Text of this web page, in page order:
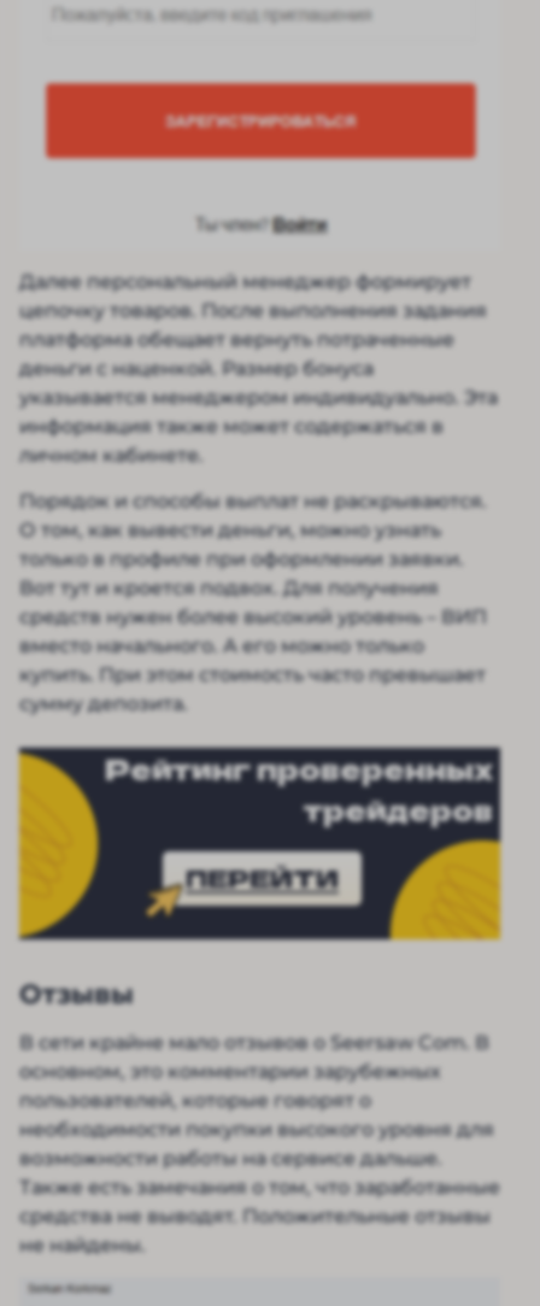
Далее персональный менеджер формирует
цепочку товаров. После выполнения задания
платформа обещает вернуть потраченные
деньги с наценкой. Размер бонуса
указывается менеджером индивидуально. Эта
информация также может содержаться в
личном кабинете.
Порядок и способы выплат не раскрываются.
О том, как вывести деньги, можно узнать
только в профиле при оформлении заявки.
Вот тут и кроется подвох. Для получения
средств нужен более высокий уровень – ВИП
вместо начального. А его можно только
купить. При этом стоимость часто превышает
сумму депозита.
Рейтинг проверенных
трейдеров
ПЕРЕЙТИ
Отзывы
В сети крайне мало отзывов о Seersaw Com. В
основном, это комментарии зарубежных
пользователей, которые говорят о
необходимости покупки высокого уровня для
возможности работы на сервисе дальше.
Также есть замечания о том, что заработанные
средства не выводят. Положительные отзывы
не найдены.